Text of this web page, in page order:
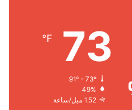
73
℉
91º - 73º
49%
1.52 ميل/ساعة